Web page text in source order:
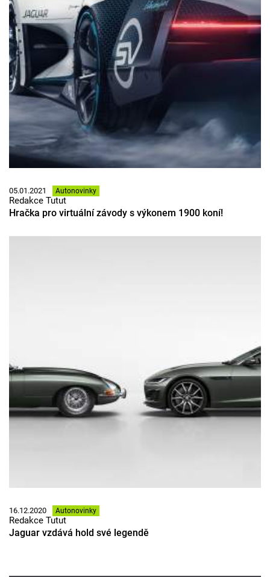
05.01.2021 Autonovinky
Redakce Tutut
Hračka pro virtuální závody s výkonem 1900 koní!
16.12.2020 Autonovinky
Redakce Tutut
Jaguar vzdává hold své legendě